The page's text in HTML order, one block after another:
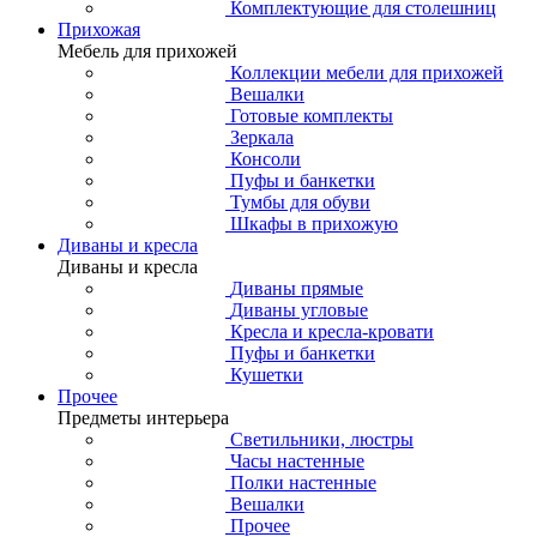
Комплектующие для столешниц
Прихожая
Мебель для прихожей
Коллекции мебели для прихожей
Вешалки
Готовые комплекты
Зеркала
Консоли
Пуфы и банкетки
Тумбы для обуви
Шкафы в прихожую
Диваны и кресла
Диваны и кресла
Диваны прямые
Диваны угловые
Кресла и кресла-кровати
Пуфы и банкетки
Кушетки
Прочее
Предметы интерьера
Светильники, люстры
Часы настенные
Полки настенные
Вешалки
Прочее